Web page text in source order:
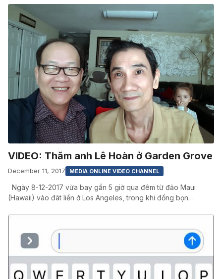
VIDEO: Thăm anh Lê Hoàn ở Garden Grove
December 11, 2017 MEDIA ONLINE VIDEO CHANNEL
Ngày 8-12-2017 vừa bay gần 5 giờ qua đêm từ đảo Maui
(Hawaii) vào đât liền ở Los Angeles, trong khi đồng bọn…